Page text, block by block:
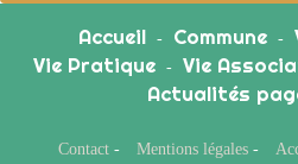
Accueil - Commune -
Vie Pratique - Vie
Actualités
Contact - Mentions légales -